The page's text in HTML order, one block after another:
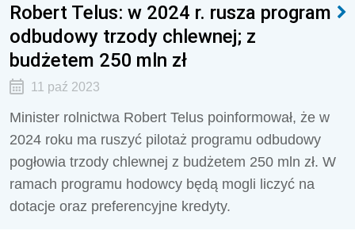
Robert Telus: w 2024 r. rusza program
odbudowy trzody chlewnej; z
budżetem 250 mln zł
11 paź 2023
Minister rolnictwa Robert Telus poinformował, że w
2024 roku ma ruszyć pilotaż programu odbudowy
pogłowia trzody chlewnej z budżetem 250 mln zł. W
ramach programu hodowcy będą mogli liczyć na
dotacje oraz preferencyjne kredyty.